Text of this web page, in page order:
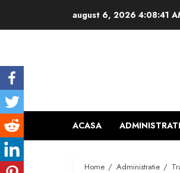
august 6, 2026 4:08:42
ACASA
Home Administratie